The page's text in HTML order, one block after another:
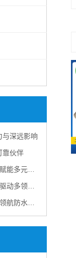
与深远影响
靠伙伴
行业发展
领域发展​
接新时代​